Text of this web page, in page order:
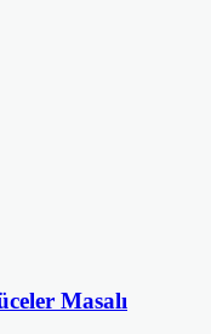
Masalı